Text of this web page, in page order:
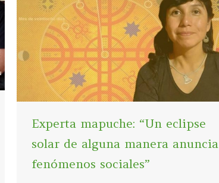
Experta mapuche: “Un eclipse
solar de alguna manera anuncia
fenómenos sociales”